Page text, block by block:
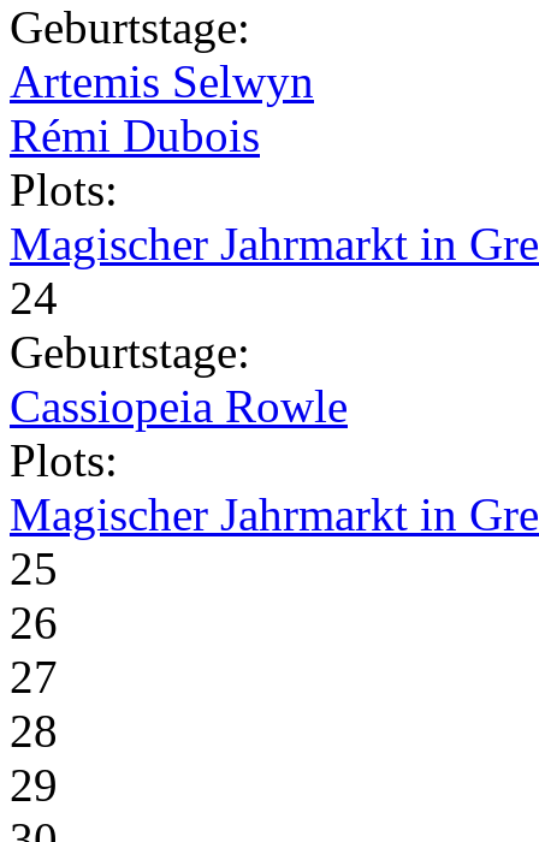
Geburtstage:
Artemis Selwyn
Rémi Dubois
Plots:
Magischer Jahrmarkt in
24
Geburtstage:
Cassiopeia Rowle
Plots:
Magischer Jahrmarkt in
25
26
27
28
29